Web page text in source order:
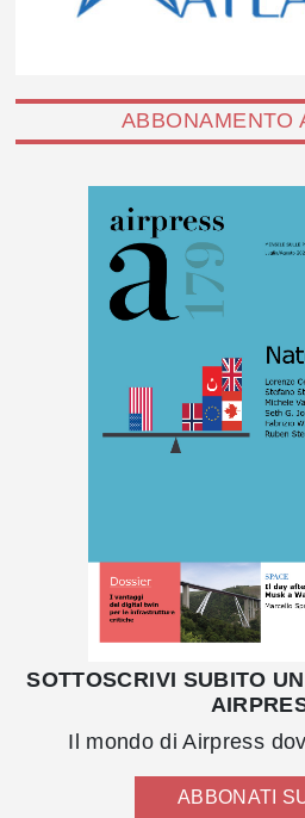
ABBONAMENTO
SOTTOSCRIVI SUBITO
Il mondo di Airpress
ABBONATI